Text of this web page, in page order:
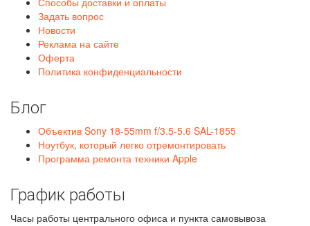
Задать вопрос
Новости
Реклама на сайте
Оферта
Политика конфиденциальности
Блог
Объектив Sony 18-55mm f/3.5-5.6 SAL-1855
Ноутбук, который легко отремонтировать
Программа ремонта техники Apple
График работы
Часы работы центрального офиса и пункта самовывоза